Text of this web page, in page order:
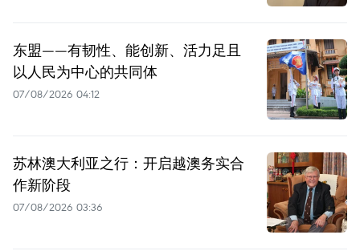
东盟——有韧性、能创新、活力足且
以人民为中心的共同体
07/08/2026 04:12
苏林澳大利亚之行：开启越澳务实合
作新阶段
07/08/2026 03:36